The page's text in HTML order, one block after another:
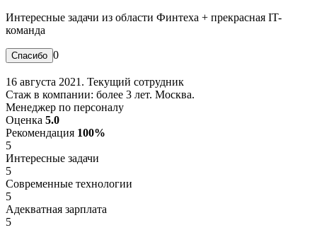
Интересные задачи из области Финтеха + прекрасная IT-
команда
0
16 августа 2021. Текущий сотрудник
Стаж в компании: более 3 лет. Москва.
Менеджер по персоналу
Оценка 5.0
Рекомендация 100%
5
Интересные задачи
5
Современные технологии
5
Адекватная зарплата
5